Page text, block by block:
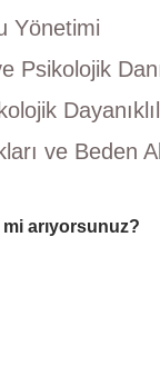
Yönetimi
Psikolojik
ve Beden
arıyorsunuz?